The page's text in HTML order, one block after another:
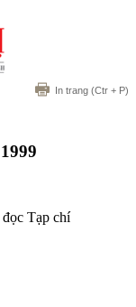
In trang (Ctr + P)
Tạp chí